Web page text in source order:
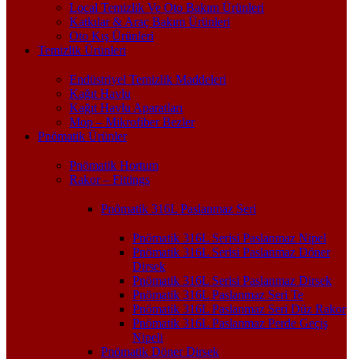
Local Temizlik Ve Oto Bakım Ürünleri
Katkılar & Araç Bakım Ürünleri
Oto Kış Ürünleri
Temizlik Ürünleri
Endüstriyel Temizlik Maddeleri
Kağıt Havlu
Kağıt Havlu Aparatları
Mop – Mikrofiber Bezler
Pnömatik Ürünler
Pnömatik Hortum
Rakor – Fittings
Pnömatik 316L Paslanmaz Seri
Pnömatik 316L Serisi Paslanmaz Nipel
Pnömatik 316L Serisi Paslanmaz Döner
Dirsek
Pnömatik 316L Serisi Paslanmaz Dirsek
Pnömatik 316L Paslanmaz Seri Te
Pnömatik 316L Paslanmaz Seri Düz Rakor
Pnömatik 316L Paslanmaz Perde Geçiş
Nipeli
Pnömatik Döner Dirsek